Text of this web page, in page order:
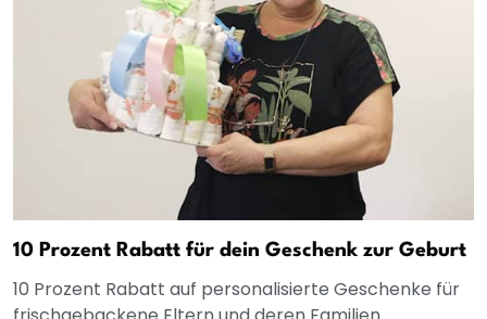
10 Prozent Rabatt für dein Geschenk zur Geburt
10 Prozent Rabatt auf personalisierte Geschenke für